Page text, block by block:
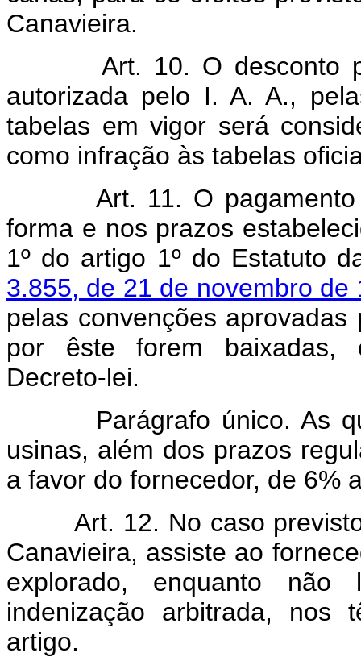
Canavieira.
Art. 10. O desconto
autorizada pelo I. A. A.,
tabelas em vigor será
como infração às tabelas
Art. 11. O
forma e nos prazos
1º do artigo 1º do Estatuto
3.855, de 21 de novembro de
pelas convenções
por êste forem baixadas,
Decreto-lei.
Parágrafo único. As
usinas, além dos prazos
a favor do fornecedor, de 6%
Art. 12. No caso
Canavieira, assiste ao
explorado, enquanto
indenização arbitrada, nos
artigo.